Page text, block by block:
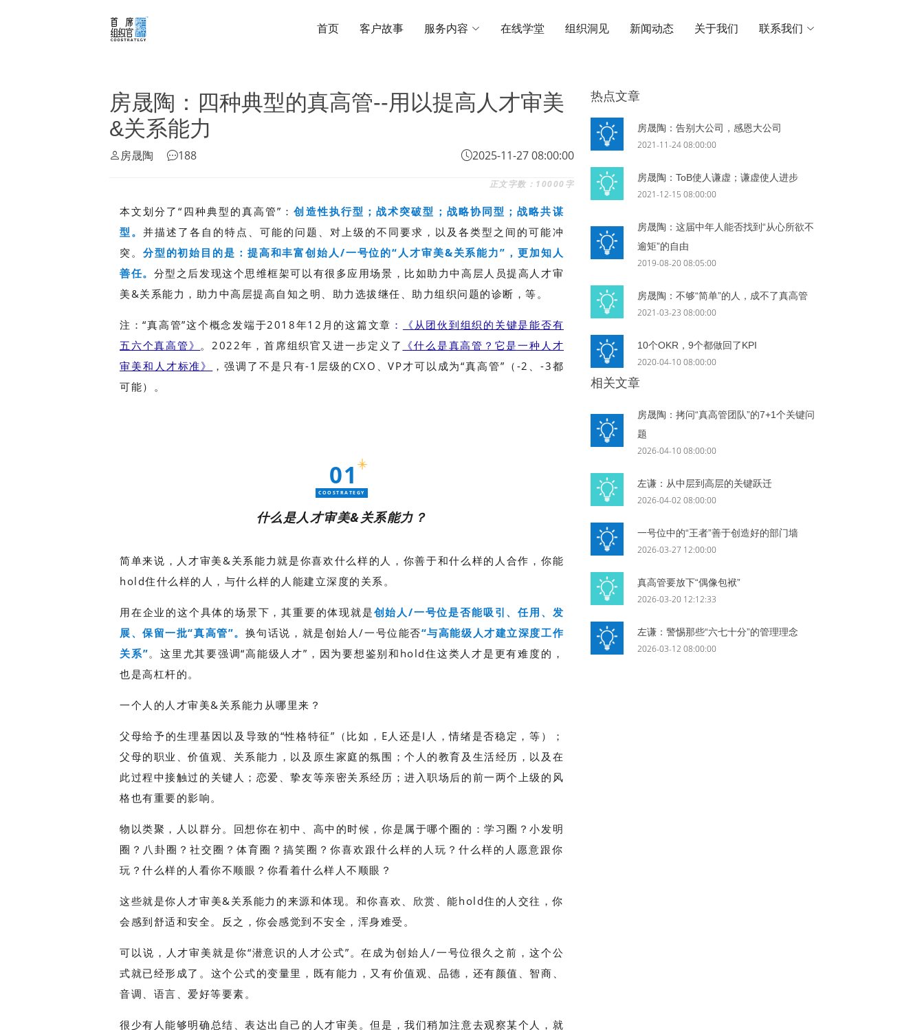
首页 客户故事 服务内容 在线学堂 组织洞见 新闻动态 关于我们 联系我们
房晟陶：四种典型的真高管--用以提高人才审美
&关系能力
房晟陶 188 2025-11-27 08:00:00
正文字数：10000字
本文划分了“四种典型的真高管”：创造性执行型；战术突破型；战略协同型；战略共谋
型。并描述了各自的特点、可能的问题、对上级的不同要求，以及各类型之间的可能冲
突。 分型的初始目的是：提高和丰富创始人/一号位的“人才审美&关系能力”，更加知人
善任。 分型之后发现这个思维框架可以有很多应用场景，比如助力中高层人员提高人才审
美&关系能力，助力中高层提高自知之明、助力选拔继任、助力组织问题的诊断，等。
注：“真高管”这个概念发端于2018年12月的这篇文章 ：
《从团伙到组织的关键是能否有
五六个真高管》 。2022年，首席组织官又进一步定义了 《什么是真高管？它是一种人才
审美和人才标准》
，强调了不是只有-1层级的CXO、VP才可以成为“真高管”（-2、-3都
可能）。
01
COOSTRATEGY
什么是人才审美&关系能力？
简单来说，人才审美&关系能力就是你喜欢什么样的人，你善于和什么样的人合作，你能
hold住什么样的人，与什么样的人能建立深度的关系。
用在企业的这个具体的场景下，其重要的体现就是创始人/一号位是否能吸引、任用、发
展、保留一批“真高管”。 换句话说，就是创始人/一号位能否“与高能级人才建立深度工作
关系”。这里尤其要强调“高能级人才”，因为要想鉴别和hold住这类人才是更有难度的，
也是高杠杆的。
一个人的人才审美&关系能力从哪里来？
父母给予的生理基因以及导致的“性格特征”（比如，E人还是I人，情绪是否稳定，等）；
父母的职业、价值观、关系能力，以及原生家庭的氛围；个人的教育及生活经历，以及在
此过程中接触过的关键人；恋爱、挚友等亲密关系经历；进入职场后的前一两个上级的风
格也有重要的影响。
物以类聚，人以群分。回想你在初中、高中的时候，你是属于哪个圈的：学习圈？小发明
圈？八卦圈？社交圈？体育圈？搞笑圈？你喜欢跟什么样的人玩？什么样的人愿意跟你
玩？什么样的人看你不顺眼？你看着什么样人不顺眼？
这些就是你人才审美&关系能力的来源和体现。和你喜欢、欣赏、能hold住的人交往，你
会感到舒适和安全。反之，你会感觉到不安全，浑身难受。
可以说，人才审美就是你“潜意识的人才公式”。在成为创始人/一号位很久之前，这个公
式就已经形成了。这个公式的变量里，既有能力，又有价值观、品德，还有颜值、智商、
音调、语言、爱好等要素。
很少有人能够明确总结、表达出自己的人才审美。但是，我们稍加注意去观察某个人，就
热点文章
房晟陶：告别大公司，感恩大公司
2021-11-24 08:00:00
房晟陶：ToB使人谦虚；谦虚使人进步
2021-12-15 08:00:00
房晟陶：这届中年人能否找到“从心所欲不
逾矩”的自由
2019-08-20 08:05:00
房晟陶：不够“简单”的人，成不了真高管
2021-03-23 08:00:00
10个OKR，9个都做回了KPI
2020-04-10 08:00:00
相关文章
房晟陶：拷问“真高管团队”的7+1个关键问
题
2026-04-10 08:00:00
左谦：从中层到高层的关键跃迁
2026-04-02 08:00:00
一号位中的“王者”善于创造好的部门墙
2026-03-27 12:00:00
真高管要放下“偶像包袱”
2026-03-20 12:12:33
左谦：警惕那些“六七十分”的管理理念
2026-03-12 08:00:00